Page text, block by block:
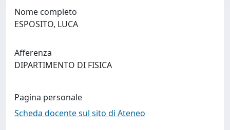
Nome completo
ESPOSITO, LUCA
Afferenza
DIPARTIMENTO DI FISICA
Pagina personale
Scheda docente sul sito di Ateneo